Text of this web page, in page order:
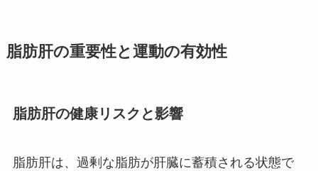
脂肪肝の重要性と運動の有効性
脂肪肝の健康リスクと影響
脂肪肝は、過剰な脂肪が肝臓に蓄積される状態で